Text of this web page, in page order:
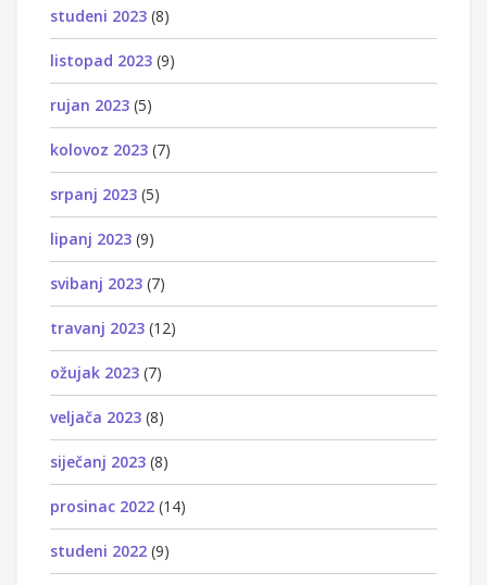
studeni 2023 (8)
listopad 2023 (9)
rujan 2023 (5)
kolovoz 2023 (7)
srpanj 2023 (5)
lipanj 2023 (9)
svibanj 2023 (7)
travanj 2023 (12)
ožujak 2023 (7)
veljača 2023 (8)
siječanj 2023 (8)
prosinac 2022 (14)
studeni 2022 (9)